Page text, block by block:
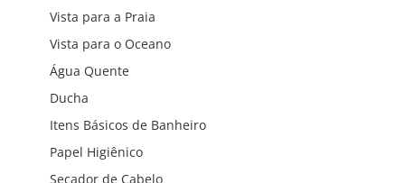
Vista para a Praia
Vista para o Oceano
Água Quente
Ducha
Itens Básicos de Banheiro
Papel Higiênico
Secador de Cabelo